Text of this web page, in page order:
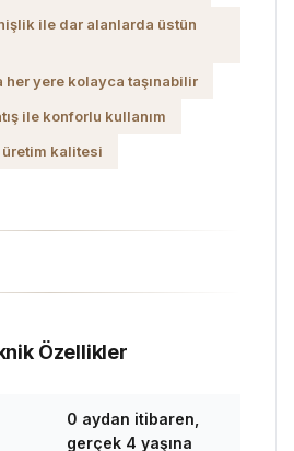
ile dar alanlarda üstün
her yere kolayca taşınabilir
ile konforlu kullanım
üretim kalitesi
Özellikler
0 aydan itibaren,
gerçek 4 yaşına